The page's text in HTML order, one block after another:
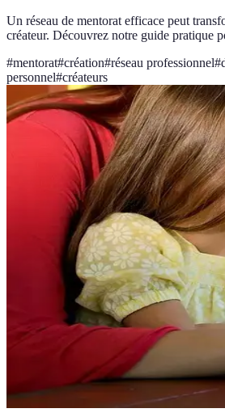
Un réseau de mentorat efficace peut
créateur. Découvrez notre guide pratique
#mentorat#création#réseau professionnel#
personnel#créateurs